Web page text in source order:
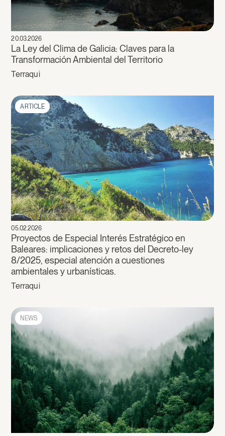
20.03.2026
La Ley del Clima de Galicia: Claves para la
Transformación Ambiental del Territorio
Terraqui
ARTICLE
05.02.2026
Proyectos de Especial Interés Estratégico en
Baleares: implicaciones y retos del Decreto-ley
8/2025, especial atención a cuestiones
ambientales y urbanísticas.
Terraqui
NEWS